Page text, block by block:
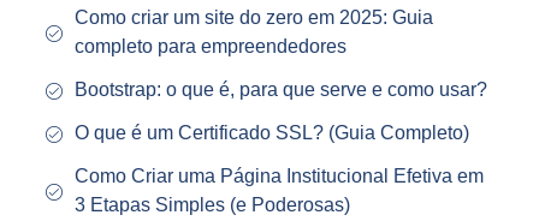
Como criar um site do zero em 2025: Guia
completo para empreendedores
Bootstrap: o que é, para que serve e como usar?
O que é um Certificado SSL? (Guia Completo)
Como Criar uma Página Institucional Efetiva em
3 Etapas Simples (e Poderosas)